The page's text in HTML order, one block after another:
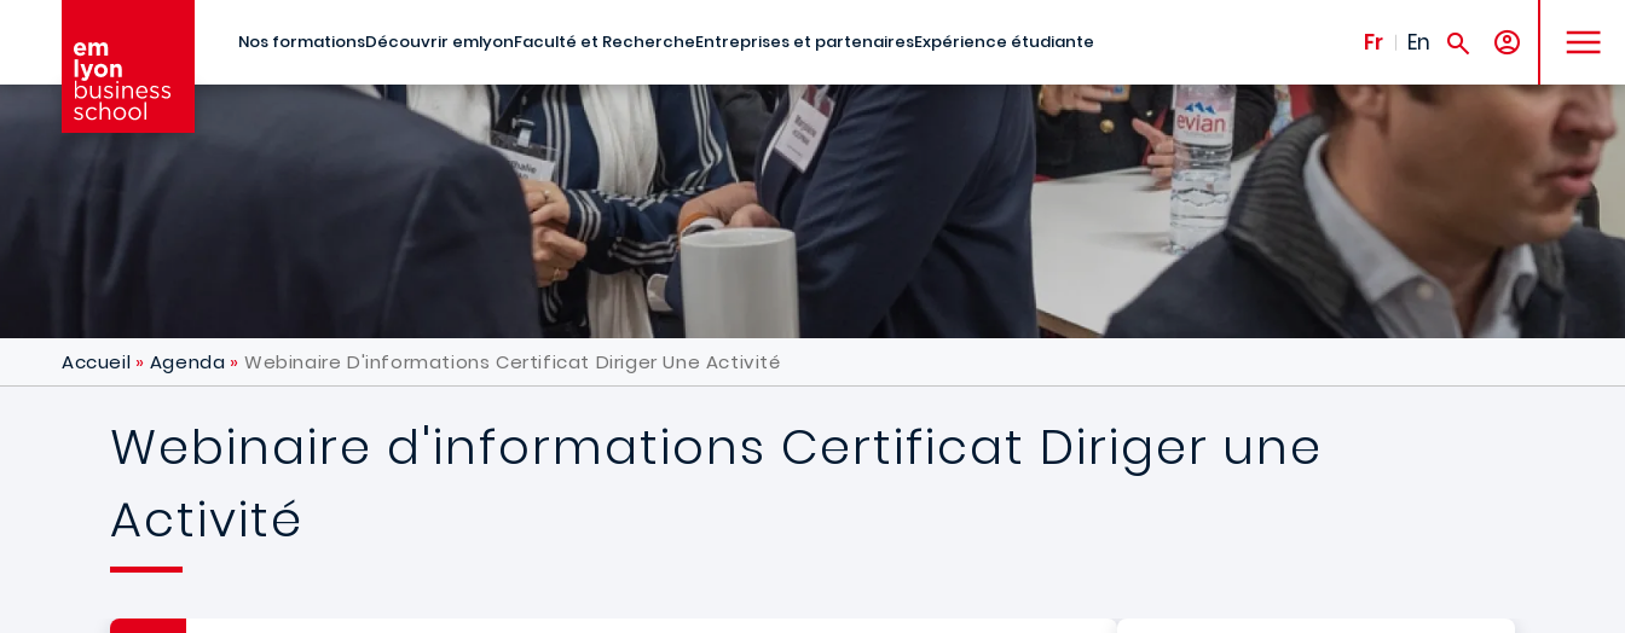
Nos formationsDécouvrir emlyonFaculté et RechercheEntreprises et partenairesExpérience étudiante Fr En
MENU
Accueil Agenda Webinaire D'informations Certificat Diriger Une Activité
Webinaire d'informations Certificat Diriger une
Activité